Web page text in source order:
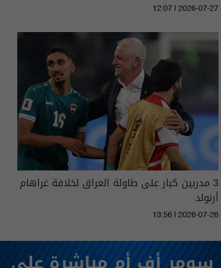
12:07 | 2026-07-27
3 مدربين كبار على طاولة العراق لخلافة غراهام
أرنولد
13:56 | 2026-07-26